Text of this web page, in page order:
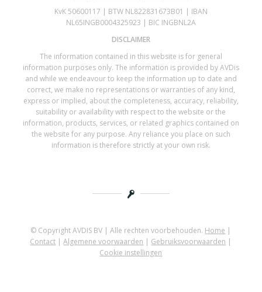
KvK 50600117 | BTW NL822831673B01 | IBAN
NL65INGB0004325923 | BIC INGBNL2A
DISCLAIMER
The information contained in this website is for general
information purposes only. The information is provided by AVDis
and while we endeavour to keep the information up to date and
correct, we make no representations or warranties of any kind,
express or implied, about the completeness, accuracy, reliability,
suitability or availability with respect to the website or the
information, products, services, or related graphics contained on
the website for any purpose. Any reliance you place on such
information is therefore strictly at your own risk.
© Copyright AVDIS BV | Alle rechten voorbehouden. Home |
Contact |Algemene voorwaarden | Gebruiksvoorwaarden |
Cookie instellingen